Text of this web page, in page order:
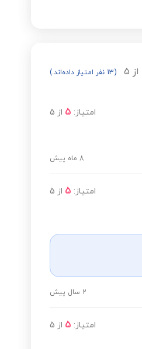
از 5 (13 نفر امتیاز داده‌اند.)
امتیاز: 5 از 5
8 ماه پیش
امتیاز: 5 از 5
2 سال پیش
امتیاز: 5 از 5